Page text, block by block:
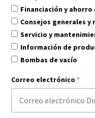
Financiación y ahorro
Consejos generales y
Servicio y
Información de
Bombas de vacío
Correo electrónico *